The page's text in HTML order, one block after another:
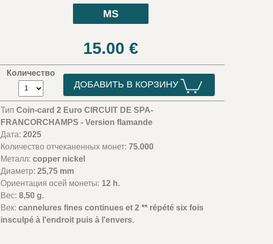
MS
15.00 €
Количество
ДОБАВИТЬ В КОРЗИНУ
ТипCoin-card 2 Euro CIRCUIT DE SPA-
FRANCORCHAMPS - Version flamande
Дата:2025
Количество отчеканенных монет:75.000
Металл:copper nickel
Диаметр:25,75 mm
Ориентация осей монеты: 12 h.
Вес:8,50 g.
Век:cannelures fines continues et 2 ** répété six fois
insculpé à l'endroit puis à l'envers.